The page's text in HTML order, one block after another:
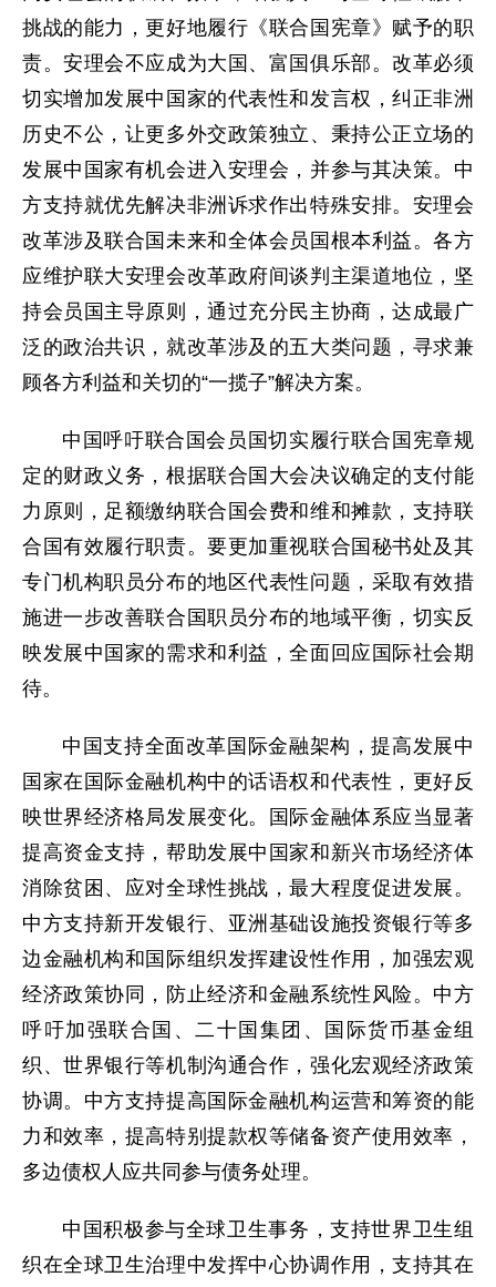
挑战的能力，更好地履行《联合国宪章》赋予的职
责。安理会不应成为大国、富国俱乐部。改革必须
切实增加发展中国家的代表性和发言权，纠正非洲
历史不公，让更多外交政策独立、秉持公正立场的
发展中国家有机会进入安理会，并参与其决策。中
方支持就优先解决非洲诉求作出特殊安排。安理会
改革涉及联合国未来和全体会员国根本利益。各方
应维护联大安理会改革政府间谈判主渠道地位，坚
持会员国主导原则，通过充分民主协商，达成最广
泛的政治共识，就改革涉及的五大类问题，寻求兼
顾各方利益和关切的“一揽子”解决方案。
中国呼吁联合国会员国切实履行联合国宪章规
定的财政义务，根据联合国大会决议确定的支付能
力原则，足额缴纳联合国会费和维和摊款，支持联
合国有效履行职责。要更加重视联合国秘书处及其
专门机构职员分布的地区代表性问题，采取有效措
施进一步改善联合国职员分布的地域平衡，切实反
映发展中国家的需求和利益，全面回应国际社会期
待。
中国支持全面改革国际金融架构，提高发展中
国家在国际金融机构中的话语权和代表性，更好反
映世界经济格局发展变化。国际金融体系应当显著
提高资金支持，帮助发展中国家和新兴市场经济体
消除贫困、应对全球性挑战，最大程度促进发展。
中方支持新开发银行、亚洲基础设施投资银行等多
边金融机构和国际组织发挥建设性作用，加强宏观
经济政策协同，防止经济和金融系统性风险。中方
呼吁加强联合国、二十国集团、国际货币基金组
织、世界银行等机制沟通合作，强化宏观经济政策
协调。中方支持提高国际金融机构运营和筹资的能
力和效率，提高特别提款权等储备资产使用效率，
多边债权人应共同参与债务处理。
中国积极参与全球卫生事务，支持世界卫生组
织在全球卫生治理中发挥中心协调作用，支持其在